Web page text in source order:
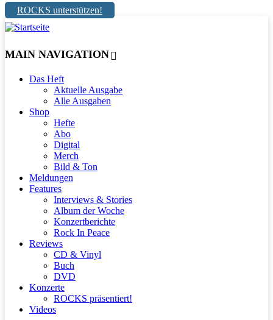
ROCKS unterstützen!
MAIN NAVIGATION
Das Heft
Aktuelle Ausgabe
Alle Ausgaben
Shop
Hefte
Abo
Digital
Merch
Bild & Ton
Meldungen
Features
Interviews & Stories
Album der Woche
Konzertberichte
Rock In Peace
Reviews
CD & Vinyl
Buch
DVD
Konzerte
ROCKS präsentiert!
Videos